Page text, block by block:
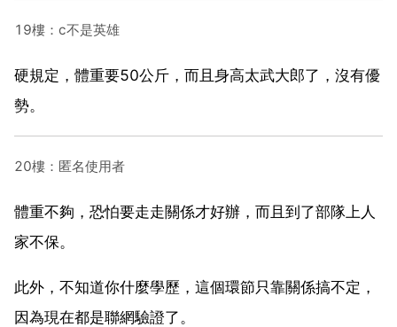
19樓：c不是英雄
硬規定，體重要50公斤，而且身高太武大郎了，沒有優
勢。
20樓：匿名使用者
體重不夠，恐怕要走走關係才好辦，而且到了部隊上人
家不保。
此外，不知道你什麼學歷，這個環節只靠關係搞不定，
因為現在都是聯網驗證了。